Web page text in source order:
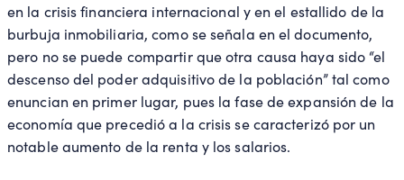
en la crisis financiera internacional y en el estallido de la
burbuja inmobiliaria, como se señala en el documento,
pero no se puede compartir que otra causa haya sido “el
descenso del poder adquisitivo de la población” tal como
enuncian en primer lugar, pues la fase de expansión de la
economía que precedió a la crisis se caracterizó por un
notable aumento de la renta y los salarios.